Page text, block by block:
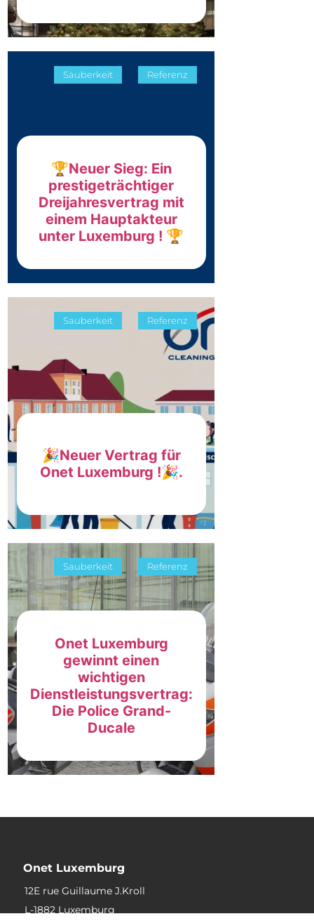
Sauberkeit Referenz
🏆Neuer Sieg: Ein
prestigeträchtiger
Dreijahresvertrag mit
einem Hauptakteur
unter Luxemburg ! 🏆
Sauberkeit Referenz
🎉Neuer Vertrag für
Onet Luxemburg !🎉.
Sauberkeit Referenz
Onet Luxemburg
gewinnt einen
wichtigen
Dienstleistungsvertrag:
Die Police Grand-
Ducale
Onet Luxemburg
12E rue Guillaume J.Kroll
L-1882 Luxemburg